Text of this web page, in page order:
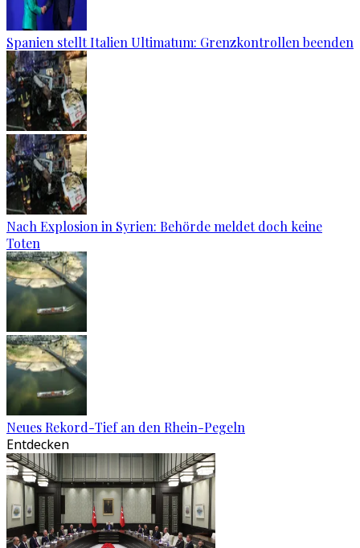
Spanien stellt Italien Ultimatum: Grenzkontrollen beenden
Nach Explosion in Syrien: Behörde meldet doch keine
Toten
Neues Rekord-Tief an den Rhein-Pegeln
Entdecken